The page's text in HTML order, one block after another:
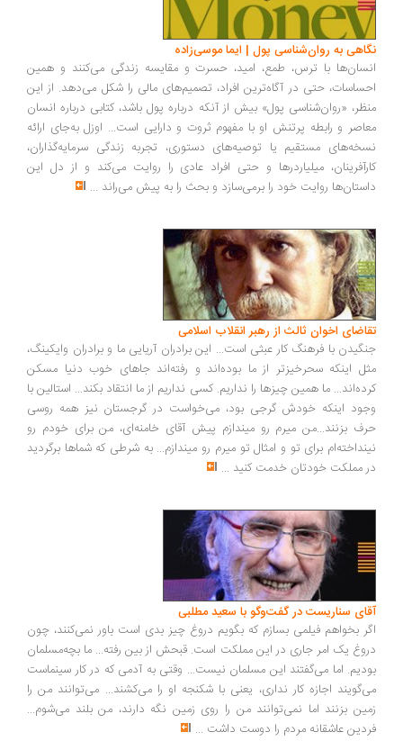
به روان‌شناسی پول | ایما موسی‌زاده
با ترس، طمع، امید، حسرت و مقایسه زندگی می‌کنند و همین
حتی در آگاه‌ترین افراد، تصمیم‌های مالی را شکل می‌دهد. از این
«روان‌شناسی پول» بیش از آنکه درباره پول باشد، کتابی درباره انسان
و رابطه پرتنش او با مفهوم ثروت و دارایی است... اوزل به‌جای ارائه
مستقیم یا توصیه‌های دستوری، تجربه زندگی سرمایه‌گذاران،
میلیاردرها و حتی افراد عادی را روایت می‌کند و از دل این
روایت خود را برمی‌سازد و بحث را به پیش می‌راند ...
اخوان ثالث از رهبر انقلاب اسلامی
با فرهنگ کار عبثی است... این برادران آریایی ما و برادران وایکینگ،
اینکه سحرخیزتر از ما بوده‌اند و رفته‌اند جاهای خوب دنیا مسکن
ما همین چیزها را نداریم. کسی نداریم از ما انتقاد بکند... استالین با
اینکه خودش گرجی بود، می‌خواست در گرجستان نیز همه روسی
بزنند...من میرم رو میندازم پیش آقای خامنه‌ای، من برای خودم رو
برای تو و امثال تو میرم رو میندازم... به شرطی که شماها برگردید
مملکت خودتان خدمت کنید...
سناریست در گفت‌وگو با سعید مطلبی
بخواهم فیلمی بسازم که بگویم دروغ چیز بدی است باور نمی‌کنند، چون
یک امر جاری در این مملکت است. قبحش از بین رفته... ما بچه‌مسلمان
اما می‌گفتند این مسلمان نیست... وقتی به آدمی که در کار سینماست
اجازه کار نداری، یعنی با شکنجه او را می‌کشند... می‌توانند من را
بزنند اما نمی‌توانند من را روی زمین نگه دارند، من بلند می‌شوم...
عاشقانه مردم را دوست داشت ...